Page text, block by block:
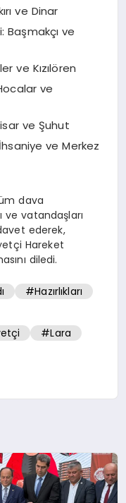
ve Dinar
Başmakçı ve
ve Kızılören
ve
ve Şuhut
ve Merkez
dava
ve vatandaşları
ederek,
Hareket
diledi.
#Hazırlıkları
#Lara